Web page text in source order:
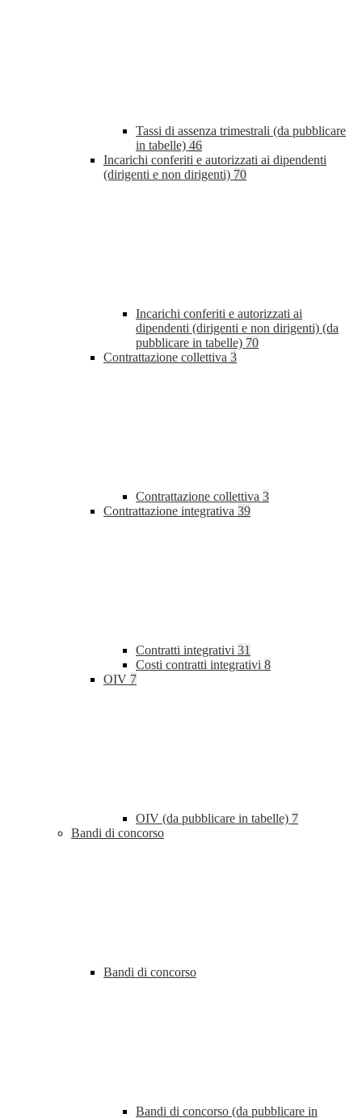
Tassi di assenza trimestrali (da pubblicare
in tabelle) 46
Incarichi conferiti e autorizzati ai dipendenti
(dirigenti e non dirigenti) 70
Incarichi conferiti e autorizzati ai
dipendenti (dirigenti e non dirigenti) (da
pubblicare in tabelle) 70
Contrattazione collettiva 3
Contrattazione collettiva 3
Contrattazione integrativa 39
Contratti integrativi 31
Costi contratti integrativi 8
OIV 7
OIV (da pubblicare in tabelle) 7
Bandi di concorso
Bandi di concorso
Bandi di concorso (da pubblicare in